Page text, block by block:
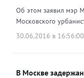
Об этом заявил мэр
Московского
30.06.2016 в 16:56:00
В Москве